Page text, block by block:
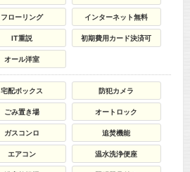
フローリング インターネット無料
IT重説 初期費用カード決済可
オール洋室
宅配ボックス 防犯カメラ
ごみ置き場 オートロック
ガスコンロ 追焚機能
エアコン 温水洗浄便座